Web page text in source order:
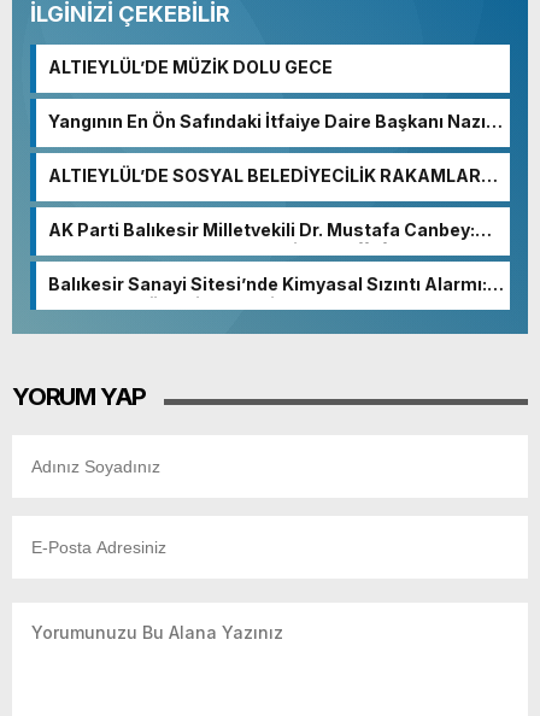
İLGİNİZİ ÇEKEBİLİR
ALTIEYLÜL’DE MÜZİK DOLU GECE
Yangının En Ön Safındaki İtfaiye Daire Başkanı Nazım
ALTIEYLÜL’DE SOSYAL BELEDİYECİLİK RAKAMLARA
AK Parti Balıkesir Milletvekili Dr. Mustafa Canbey:
“Medyanın varlığı, demokratik ve şeffaf toplumun
Balıkesir Sanayi Sitesi’nde Kimyasal Sızıntı Alarmı:
52. Sokak Güvenlik Nedeniyle Boşaltıldı
YORUM YAP